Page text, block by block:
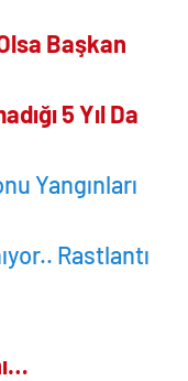
Başkan
5 Yıl Da
Yangınları
Rastlantı